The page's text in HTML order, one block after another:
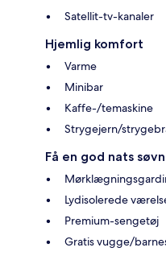
Satellit-tv-kanaler
Hjemlig komfort
Varme
Minibar
Kaffe-/temaskine
Strygejern/
Få en god nats søvn
Lydisolerede
Premium-sengetøj
Gratis vugge/